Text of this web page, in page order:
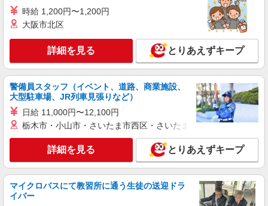
キープ 詳細を見る
株式会社パソナ・大阪/OKW600116342501
英文事務/データ入力/一般事務
月給278000円 ★交通費規定に基づき交通費支
給
大阪府大阪市北区（南森町駅）
キープ 詳細を見る
株式会社パソナ・大阪/OKW6001170911
一般事務/旅行事務
月給248600円 ★交通費規定に基づき交通費支
時給 1,200円〜1,200円
大阪市北区
詳細を見る とりあえずキープ
警備員スタッフ（イベント、道路、商業施設、
大型駐車場、JR列車見張りなど）
日給 11,000円〜12,100円
栃木市・小山市・さいたま市西区・さいたま市岩槻区・久喜市・
詳細を見る とりあえずキープ
マイクロバスにて教習所に通う生徒の送迎ドラ
イバー